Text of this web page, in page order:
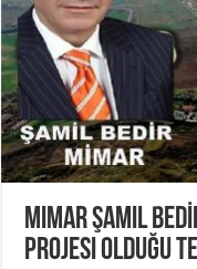
Mimar Şamil
projesi olduğu